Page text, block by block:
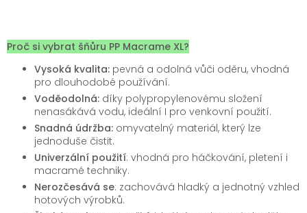
Proč si vybrat šňůru PP Macrame XL?
Vysoká kvalita: pevná a odolná vůči oděru, vhodná
pro dlouhodobé používání.
Voděodolná: díky polypropylenovému složení
nenasákává vodu, ideální I pro venkovní použití.
Snadná údržba: omyvatelný materiál, který lze
jednoduše čistit.
Univerzální použití: vhodná pro háčkování, pletení i
macramé techniky.
Nerozčesává se: zachovává hladký a jednotný vzhled
hotových výrobků.